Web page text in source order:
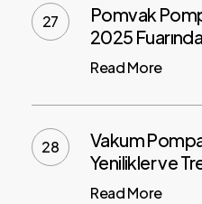
Pomvak
2025
Read More
Vakum
Yenilikler ve
Read More